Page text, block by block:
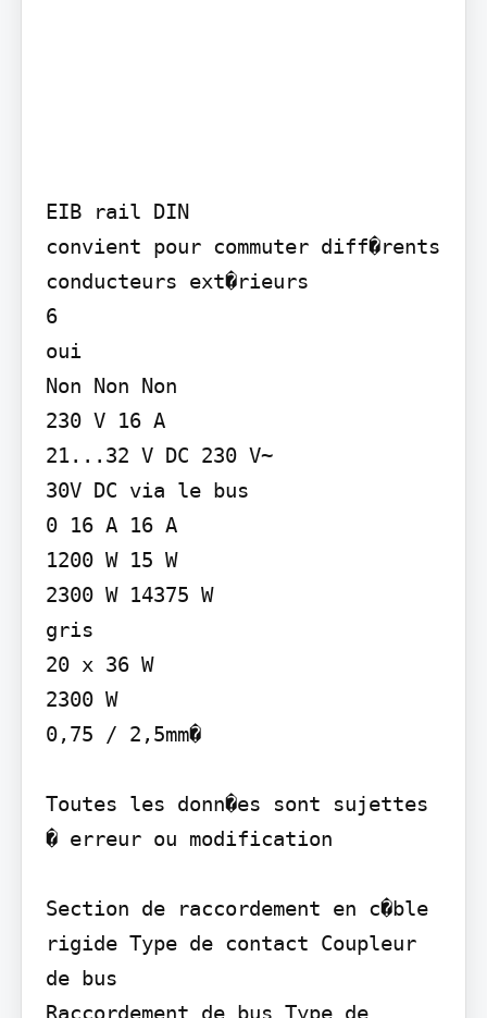
EIB rail DIN
convient pour commuter diff�rents
conducteurs ext�rieurs
6
oui
Non Non Non
230 V 16 A
21...32 V DC 230 V~
30V DC via le bus
0 16 A 16 A
1200 W 15 W
2300 W 14375 W
gris
20 x 36 W
2300 W
0,75 / 2,5mm�
Toutes les donn�es sont sujettes
� erreur ou modification
Section de raccordement en c�ble
rigide Type de contact Coupleur
de bus
Raccordement de bus Type de